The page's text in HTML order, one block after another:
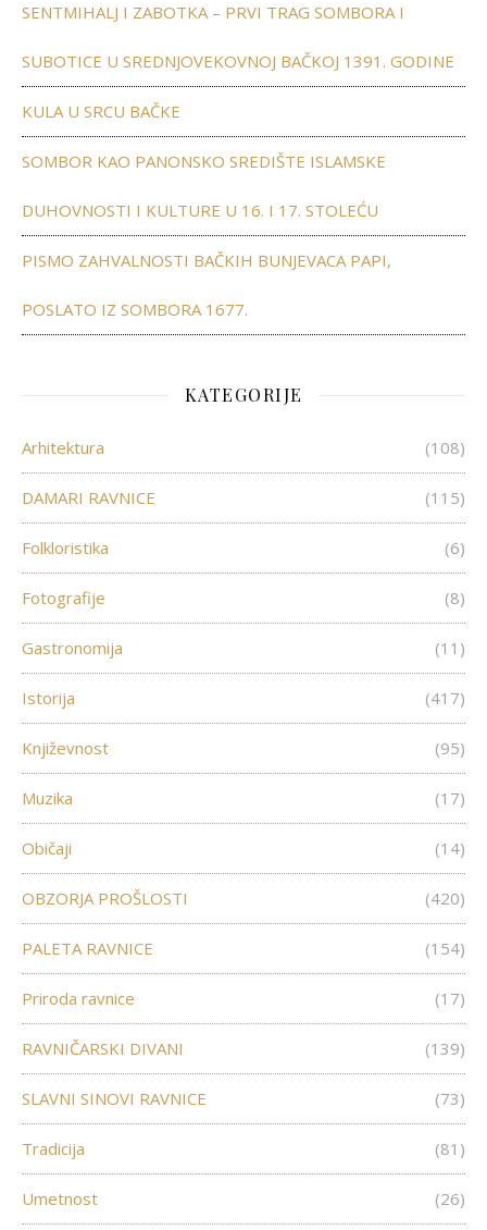
SENTMIHALJ I ZABOTKA – PRVI TRAG SOMBORA I
SUBOTICE U SREDNJOVEKOVNOJ BAČKOJ 1391. GODINE
KULA U SRCU BAČKE
SOMBOR KAO PANONSKO SREDIŠTE ISLAMSKE
DUHOVNOSTI I KULTURE U 16. I 17. STOLEĆU
PISMO ZAHVALNOSTI BAČKIH BUNJEVACA PAPI,
POSLATO IZ SOMBORA 1677.
KATEGORIJE
Arhitektura (108)
DAMARI RAVNICE (115)
Folkloristika (6)
Fotografije (8)
Gastronomija (11)
Istorija (417)
Književnost (95)
Muzika (17)
Običaji (14)
OBZORJA PROŠLOSTI (420)
PALETA RAVNICE (154)
Priroda ravnice (17)
RAVNIČARSKI DIVANI (139)
SLAVNI SINOVI RAVNICE (73)
Tradicija (81)
Umetnost (26)